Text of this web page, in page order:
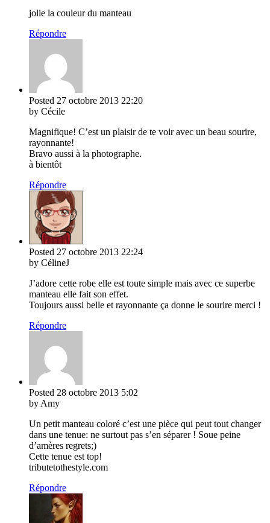
jolie la couleur du manteau
Répondre
Posted 27 octobre 2013 22:20
by Cécile
Magnifique! C’est un plaisir de te voir avec un beau sourire,
rayonnante!
Bravo aussi à la photographe.
à bientôt
Répondre
Posted 27 octobre 2013 22:24
by CélineJ
J’adore cette robe elle est toute simple mais avec ce superbe
manteau elle fait son effet.
Toujours aussi belle et rayonnante ça donne le sourire merci !
Répondre
Posted 28 octobre 2013 5:02
by Amy
Un petit manteau coloré c’est une pièce qui peut tout changer
dans une tenue: ne surtout pas s’en séparer ! Soue peine
d’amères regrets;)
Cette tenue est top!
tributetothestyle.com
Répondre